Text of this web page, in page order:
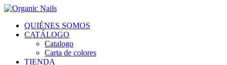
QUIÉNES SOMOS
CATÁLOGO
Catalogo
Carta de colores
TIENDA